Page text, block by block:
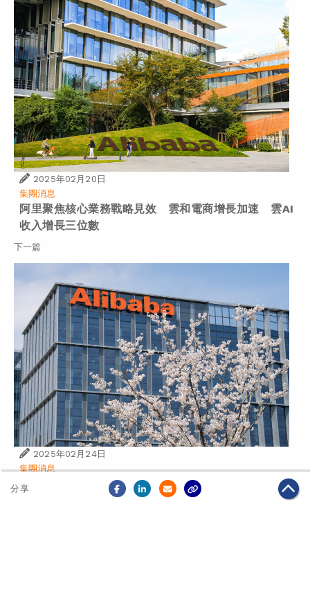
分享
2025年02月20日
集團消息
阿里聚焦核心業務戰略見效 雲和電商增長加速 雲AI
收入增長三位數
下一篇
2025年02月24日
集團消息
阿里未來三年投入至少3,800億元人民幣用於AI和雲計